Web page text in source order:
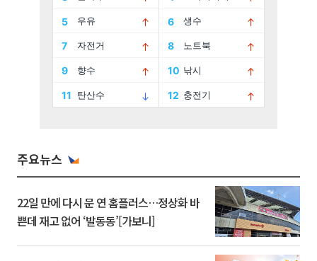
주요뉴스
22일 만에 다시 문 연 홈플러스…정상화 바
쁜데 재고 없어 ‘발동동’[가보니]